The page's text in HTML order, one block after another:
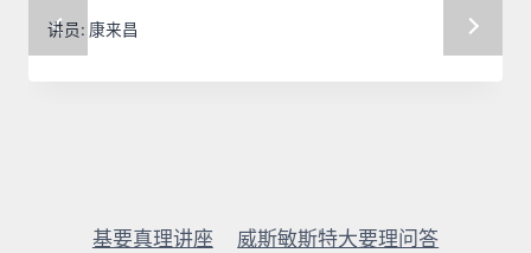
讲员: 康来昌
基要真理讲座 威斯敏斯特大要理问答